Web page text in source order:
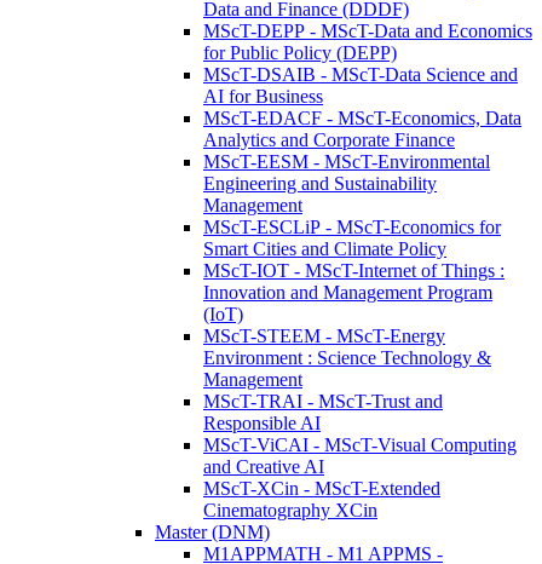
Data and Finance (DDDF)
MScT-DEPP - MScT-Data and Economics
for Public Policy (DEPP)
MScT-DSAIB - MScT-Data Science and
AI for Business
MScT-EDACF - MScT-Economics, Data
Analytics and Corporate Finance
MScT-EESM - MScT-Environmental
Engineering and Sustainability
Management
MScT-ESCLiP - MScT-Economics for
Smart Cities and Climate Policy
MScT-IOT - MScT-Internet of Things :
Innovation and Management Program
(IoT)
MScT-STEEM - MScT-Energy
Environment : Science Technology &
Management
MScT-TRAI - MScT-Trust and
Responsible AI
MScT-ViCAI - MScT-Visual Computing
and Creative AI
MScT-XCin - MScT-Extended
Cinematography XCin
Master (DNM)
M1APPMATH - M1 APPMS -